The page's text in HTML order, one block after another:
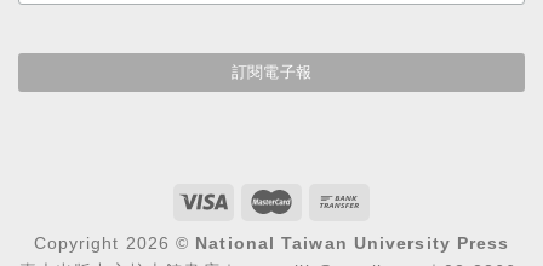
Copyright 2026 © National Taiwan University Press